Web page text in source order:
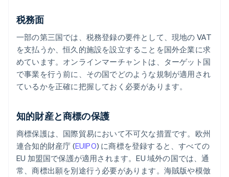
税務面
一部の第三国では、税務登録の要件として、現地の VAT
を支払うか、恒久的施設を設立することを国外企業に求
めています。オンラインマーチャントは、ターゲット国
で事業を行う前に、その国でどのような規制が適用され
ているかを正確に把握しておく必要があります。
知的財産と商標の保護
商標保護は、国際貿易において不可欠な措置です。欧州
連合知的財産庁 (EUIPO) に商標を登録すると、すべての
EU 加盟国で保護が適用されます。EU 域外の国では、通
常、商標出願を別途行う必要があります。海賊版や模倣